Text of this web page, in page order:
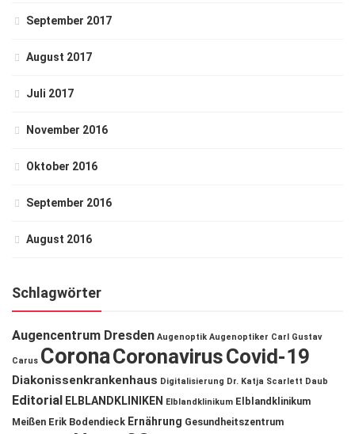
September 2017
August 2017
Juli 2017
November 2016
Oktober 2016
September 2016
August 2016
Schlagwörter
Augencentrum Dresden Augenoptik Augenoptiker Carl Gustav
Carus CoronaCoronavirusCovid-19
Diakonissenkrankenhaus Digitalisierung Dr. Katja Scarlett Daub
Editorial ELBLANDKLINIKEN Elblandklinikum Elblandklinikum
Meißen Erik Bodendieck Ernährung Gesundheitszentrum